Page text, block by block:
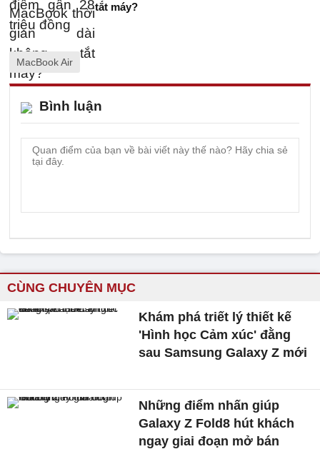
tắt máy?
MacBook Air
Bình luận
CÙNG CHUYÊN MỤC
Khám phá triết lý thiết kế
'Hình học Cảm xúc' đằng
sau Samsung Galaxy Z mới
Những điểm nhấn giúp
Galaxy Z Fold8 hút khách
ngay giai đoạn mở bán